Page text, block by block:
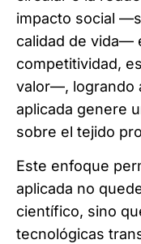
impacto social
calidad de vida—
competitividad,
valor—, logrando
aplicada genere
sobre el tejido
Este enfoque
aplicada no
científico, sino
tecnológicas